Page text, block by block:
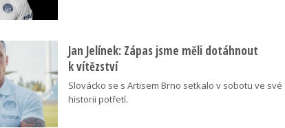
Jan Jelínek: Zápas jsme měli dotáhnout
k vítězství
Slovácko se s Artisem Brno setkalo v sobotu ve své
historii potřetí.